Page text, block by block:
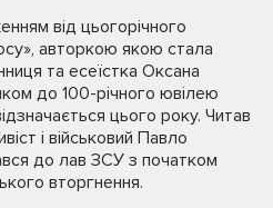
від цьогорічного
авторкою якою стала
та есеїстка Оксана
до 100-річного ювілею
цього року. Читав
і військовий Павло
до лав ЗСУ з початком
вторгнення.